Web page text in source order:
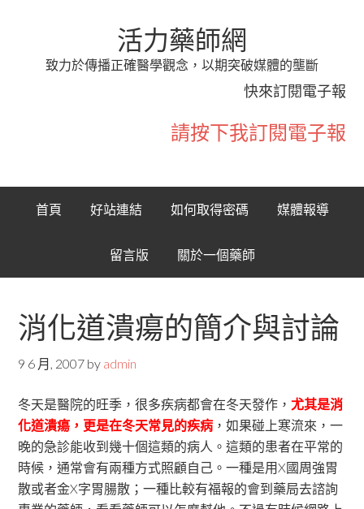
活力藥師網
致力於傳播正確醫學觀念，以期突破媒體的壟斷
快來訂閱電子報
請按下我訂閱電子報
首頁 好站連結 如何取得密碼 媒體報導
留言版 關於一個藥師
消化道潰瘍的簡介與討論
9 6 月, 2007 by admin
冬天是醫院的旺季，很多疾病都會在冬天發作，尤其是消
化道潰瘍，更是在冬天常見的疾病 ，如果碰上寒流來，一
晚的急診能收到幾十個這類的病人。這類的患者在平常的
時候，通常會有兩種方式照顧自己。一種是用X國周強胃
散或者金X字胃腸散；一種比較有福報的會到藥局去諮詢